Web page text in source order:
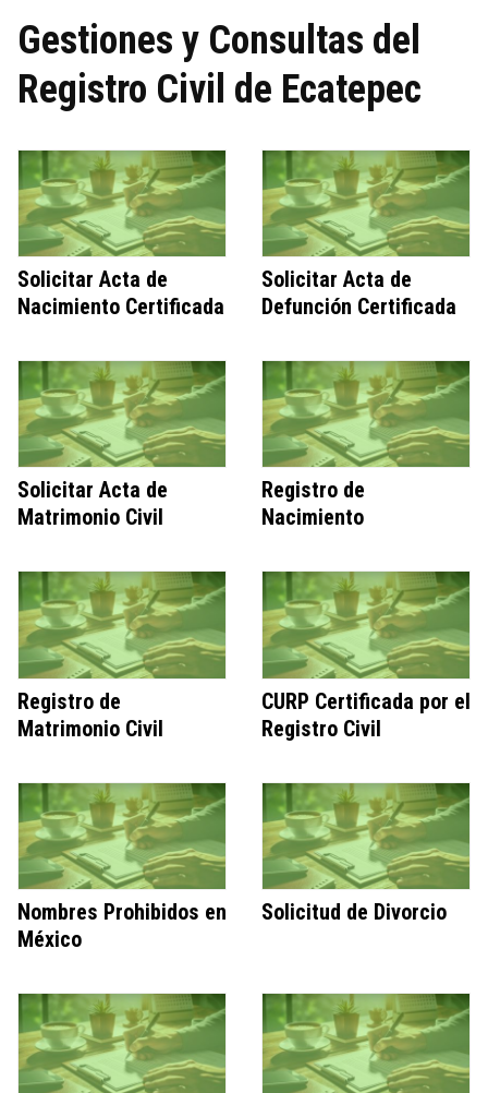
Gestiones y Consultas del
Registro Civil de Ecatepec
Solicitar Acta de
Nacimiento Certificada
Solicitar Acta de
Defunción Certificada
Solicitar Acta de
Matrimonio Civil
Registro de
Nacimiento
Registro de
Matrimonio Civil
CURP Certificada por el
Registro Civil
Nombres Prohibidos en
México
Solicitud de Divorcio